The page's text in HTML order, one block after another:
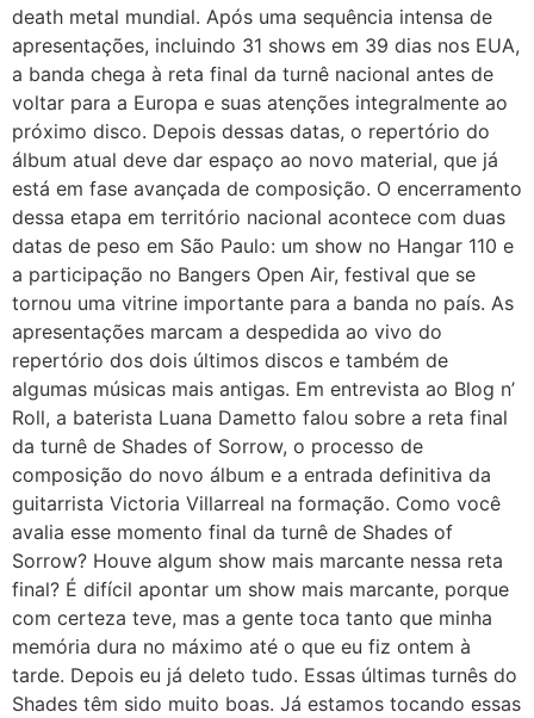
death metal mundial. Após uma sequência intensa de
apresentações, incluindo 31 shows em 39 dias nos EUA,
a banda chega à reta final da turnê nacional antes de
voltar para a Europa e suas atenções integralmente ao
próximo disco. Depois dessas datas, o repertório do
álbum atual deve dar espaço ao novo material, que já
está em fase avançada de composição. O encerramento
dessa etapa em território nacional acontece com duas
datas de peso em São Paulo: um show no Hangar 110 e
a participação no Bangers Open Air, festival que se
tornou uma vitrine importante para a banda no país. As
apresentações marcam a despedida ao vivo do
repertório dos dois últimos discos e também de
algumas músicas mais antigas. Em entrevista ao Blog n’
Roll, a baterista Luana Dametto falou sobre a reta final
da turnê de Shades of Sorrow, o processo de
composição do novo álbum e a entrada definitiva da
guitarrista Victoria Villarreal na formação. Como você
avalia esse momento final da turnê de Shades of
Sorrow? Houve algum show mais marcante nessa reta
final? É difícil apontar um show mais marcante, porque
com certeza teve, mas a gente toca tanto que minha
memória dura no máximo até o que eu fiz ontem à
tarde. Depois eu já deleto tudo. Essas últimas turnês do
Shades têm sido muito boas. Já estamos tocando essas